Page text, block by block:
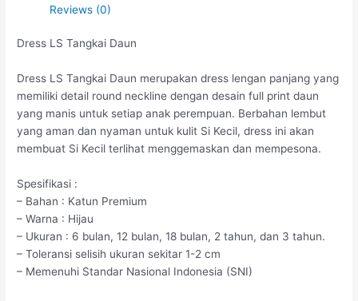
Reviews (0)
Dress LS Tangkai Daun
Dress LS Tangkai Daun merupakan dress lengan panjang yang
memiliki detail round neckline dengan desain full print daun
yang manis untuk setiap anak perempuan. Berbahan lembut
yang aman dan nyaman untuk kulit Si Kecil, dress ini akan
membuat Si Kecil terlihat menggemaskan dan mempesona.
Spesifikasi :
– Bahan : Katun Premium
– Warna : Hijau
– Ukuran : 6 bulan, 12 bulan, 18 bulan, 2 tahun, dan 3 tahun.
– Toleransi selisih ukuran sekitar 1-2 cm
– Memenuhi Standar Nasional Indonesia (SNI)